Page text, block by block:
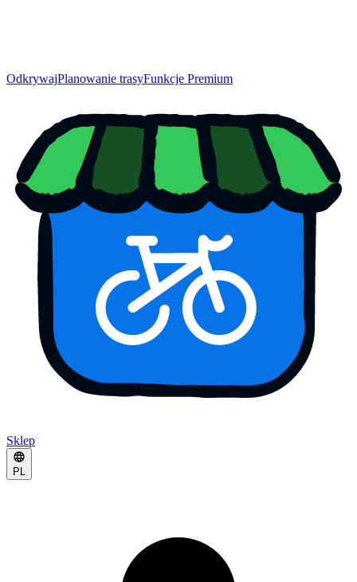
OdkrywajPlanowanie trasyFunkcje Premium
Sklep
PL